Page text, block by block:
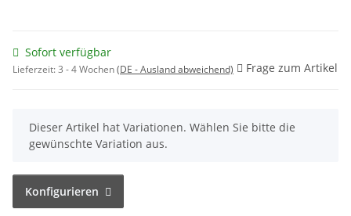
Sofort verfügbar
Lieferzeit:3 - 4 Wochen(DE - Ausland abweichend) Frage zum Artikel
x
Dieser Artikel hat Variationen. Wählen Sie bitte die
gewünschte Variation aus.
Konfigurieren